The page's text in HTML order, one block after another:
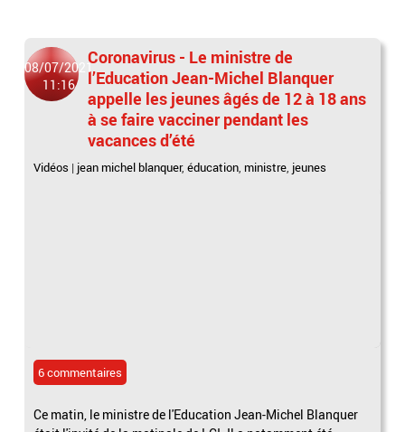
08/07/2021
11:16
Coronavirus - Le ministre de
l’Education Jean-Michel Blanquer
appelle les jeunes âgés de 12 à 18 ans
à se faire vacciner pendant les
vacances d’été
Vidéos | jean michel blanquer,éducation, ministre, jeunes
6 commentaires
Ce matin, le ministre de l'Education Jean-Michel Blanquer